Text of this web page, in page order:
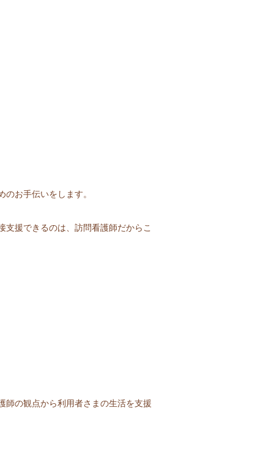
お手伝いをします。
援できるのは、訪問看護師だからこ
師の観点から利用者さまの生活を支援